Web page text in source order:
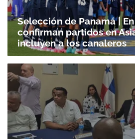
Selección de Panamá |
confirman partidos en
incluyen a los canaleros